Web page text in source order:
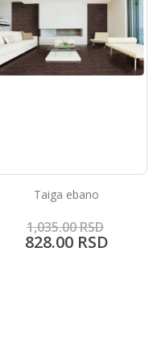
Klinker pločice 15 mm cinzento
3,468.40RSD
2,773.80RSD